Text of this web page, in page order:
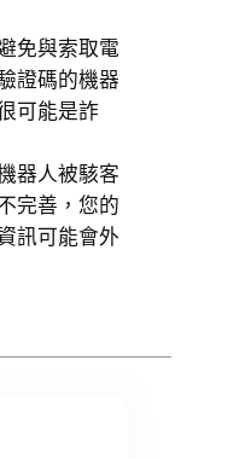
免與索取電
證碼的機器
可能是詐
器人被駭客
完善，您的
訊可能會外